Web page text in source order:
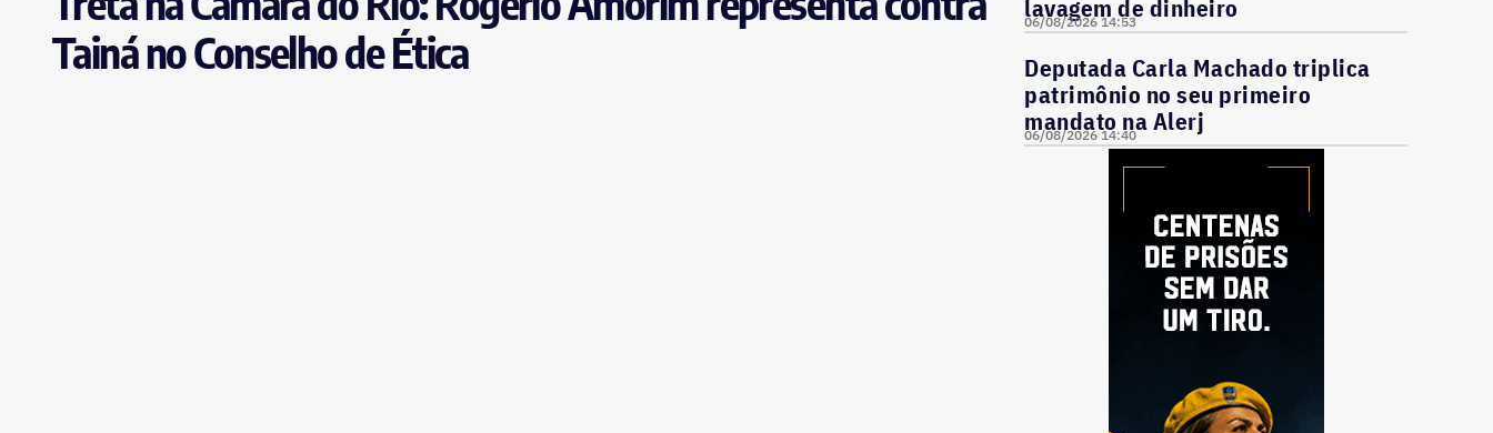
Tainá no Conselho de Ética
lavagem de dinheiro
06/08/2026 14:53
Deputada Carla Machado triplica
patrimônio no seu primeiro
mandato na Alerj
06/08/2026 14:40